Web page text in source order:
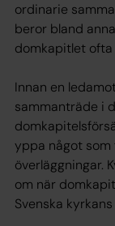
ordinarie
beror bland
domkapitlet ofta
Innan en
sammanträde i
yppa något
överläggningar.
om när
Svenska